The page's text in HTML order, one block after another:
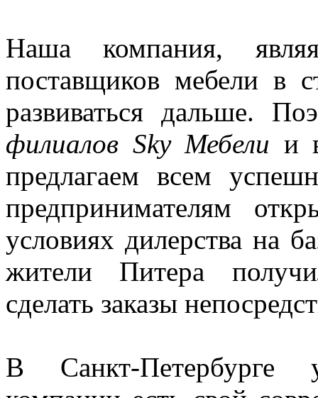
Наша компания,
поставщиков мебели в
развиваться дальше.
филиалов Sky Мебели и
предлагаем всем
предпринимателям
условиях дилерства на
жители Питера
сделать заказы
В Санкт-Петербурге